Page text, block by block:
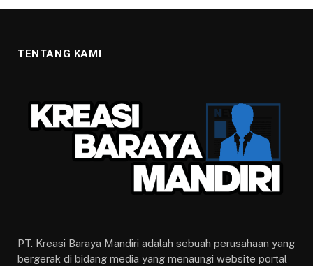
TENTANG KAMI
PT. Kreasi Baraya Mandiri adalah sebuah perusahaan yang
bergerak di bidang media yang menaungi website portal